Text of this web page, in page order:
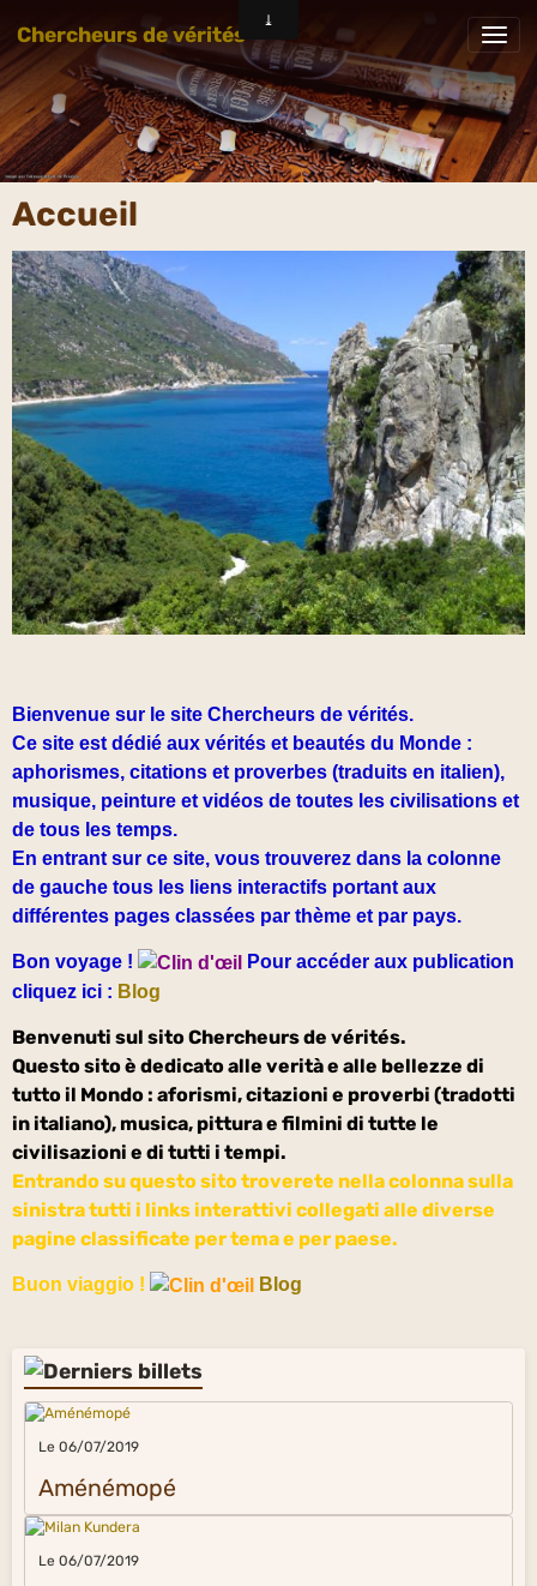
Chercheurs de vérités
Accueil
Bienvenue sur le site Chercheurs de vérités.
Ce site est dédié aux vérités et beautés du Monde :
aphorismes, citations et proverbes (traduits en italien),
musique, peinture et vidéos de toutes les civilisations et
de tous les temps.
En entrant sur ce site, vous trouverez dans la colonne
de gauche tous les liens interactifs portant aux
différentes pages classées par thème et par pays.
Bon voyage !
Pour accéder aux publication
cliquez ici : Blog
Benvenuti sul sito Chercheurs de vérités.
Questo sito è dedicato alle verità e alle bellezze di
tutto il Mondo : aforismi, citazioni e proverbi (tradotti
in italiano), musica, pittura e filmini di tutte le
civilisazioni e di tutti i tempi.
Entrando su questo sito troverete nella colonna sulla
sinistra tutti i links interattivi collegati alle diverse
pagine classificate per tema e per paese.
Buon viaggio ! Blog
Le 06/07/2019
Aménémopé
Le 06/07/2019